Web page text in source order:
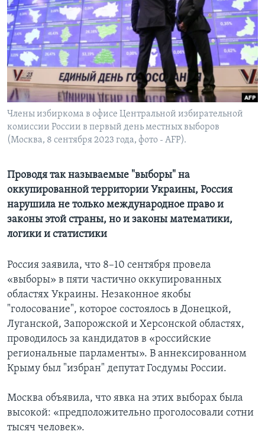
Learning English
СОЦИАЛЬНЫЕ СЕТИ
Языки
Члены избиркома в офисе Центральной избирательной
комиссии России в первый день местных выборов
(Москва, 8 сентября 2023 года, фото - AFP).
Проводя так называемые "выборы" на
оккупированной территории Украины, Россия
нарушила не только международное право и
законы этой страны, но и законы математики,
логики и статистики
Россия заявила, что 8–10 сентября провела
«выборы» в пяти частично оккупированных
областях Украины. Незаконное якобы
"голосование", которое состоялось в Донецкой,
Луганской, Запорожской и Херсонской областях,
проводилось за кандидатов в «российские
региональные парламенты». В аннексированном
Крыму был "избран" депутат Госдумы России.
Москва объявила, что явка на этих выборах была
высокой: «предположительно проголосовали сотни
тысяч человек».